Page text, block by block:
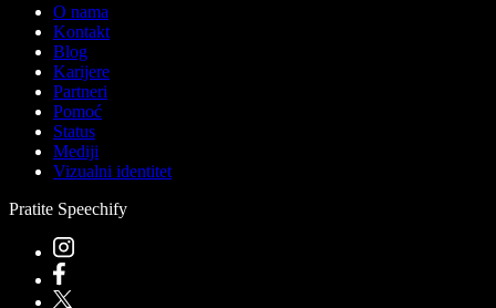
O nama
Kontakt
Blog
Karijere
Partneri
Pomoć
Status
Mediji
Vizualni identitet
Pratite Speechify